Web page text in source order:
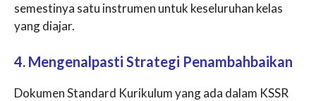
semestinya satu instrumen untuk keseluruhan kelas
yang diajar.
4. Mengenalpasti Strategi Penambahbaikan
Dokumen Standard Kurikulum yang ada dalam KSSR